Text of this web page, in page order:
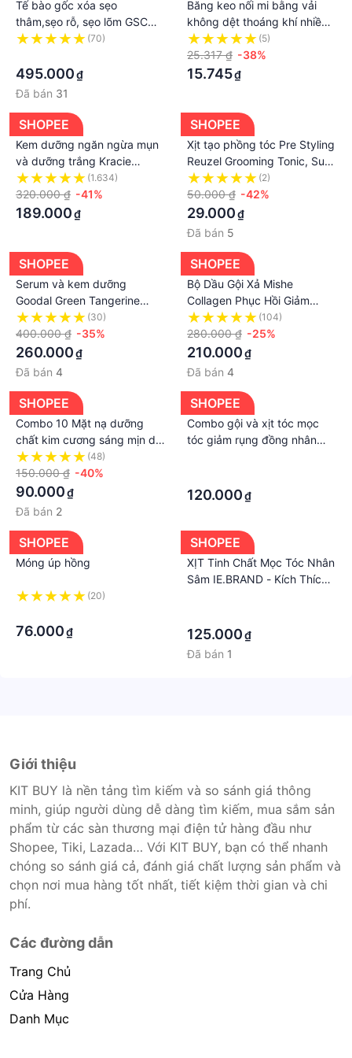
Tế bào gốc xóa sẹo
thâm,sẹo rỗ, sẹo lõm GSC
GA Anti Ageing Ampoule X
(70)
495.000₫
Đã bán 31
Băng keo nối mi bằng vải
không dệt thoáng khí nhiều
màu sắc
(5)
25.317 ₫ -38%
15.745₫
SHOPEE
Kem dưỡng ngăn ngừa mụn
và dưỡng trắng Kracie
Hadabisei Acne(1.634)
320.000 ₫ -41%
189.000₫
SHOPEE
Xịt tạo phồng tóc Pre Styling
Reuzel Grooming Tonic, Surf
Tonic, Hair Tonic, Clay Spray
- Chính Hãng
(2)
50.000 ₫ -42%
29.000₫
Đã bán 5
SHOPEE
Serum và kem dưỡng
Goodal Green Tangerine
Vita-C Dark Spot Care nội
địa
(30)
400.000 ₫ -35%
260.000₫
Đã bán 4
SHOPEE
Bộ Dầu Gội Xả Mishe
Collagen Phục Hồi Giảm
Rụng Gàu Kiềm Dầu
800mlx2
(104)
280.000 ₫ -25%
210.000₫
Đã bán 4
SHOPEE
Combo 10 Mặt nạ dưỡng
chất kim cương sáng mịn da
Foodaholic Diamond
Brightening Essential Mask
23g x10
(48)
150.000 ₫ -40%
90.000₫
Đã bán 2
SHOPEE
Combo gội và xịt tóc mọc
tóc giảm rụng đồng nhân
120.000₫
SHOPEE
Móng úp hồng
(20)
76.000₫
SHOPEE
XỊT Tinh Chất Mọc Tóc Nhân
Sâm IE.BRAND - Kích Thích
125.000₫
Đã bán 1
Giới thiệu
KIT BUY là nền tảng tìm kiếm và so sánh giá thông
minh, giúp người dùng dễ dàng tìm kiếm, mua sắm sản
phẩm từ các sàn thương mại điện tử hàng đầu như
Shopee, Tiki, Lazada… Với KIT BUY, bạn có thể nhanh
chóng so sánh giá cả, đánh giá chất lượng sản phẩm và
chọn nơi mua hàng tốt nhất, tiết kiệm thời gian và chi
phí.
Các đường dẫn
Trang Chủ
Cửa Hàng
Danh Mục